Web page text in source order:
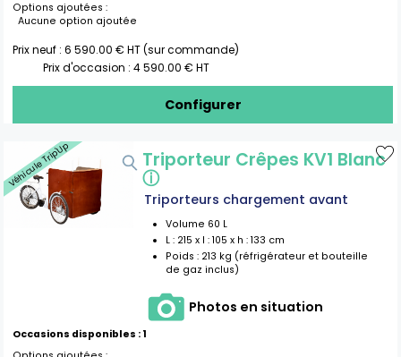
Options ajoutées :
Aucune option ajoutée
Prix neuf :6 590.00 € HT (sur commande)
Prix d'occasion : 4 590.00 € HT
Configurer
Véhicule Trip'Up Triporteur Crêpes KV1 Blanc
ⓘ
Triporteurs chargement avant
Volume 60 L
L : 215 x l :105 x h :133 cm
Poids : 213 kg (réfrigérateur et bouteille
de gaz inclus)
Photos en situation
Occasions disponibles : 1